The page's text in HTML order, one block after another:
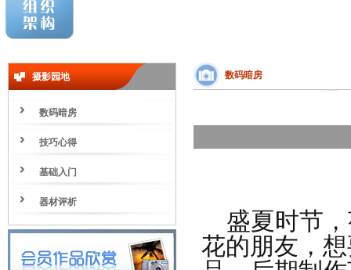
摄影园地
数码暗房
技巧心得
基础入门
器材评析
数码暗房
盛夏时节
花的朋友，